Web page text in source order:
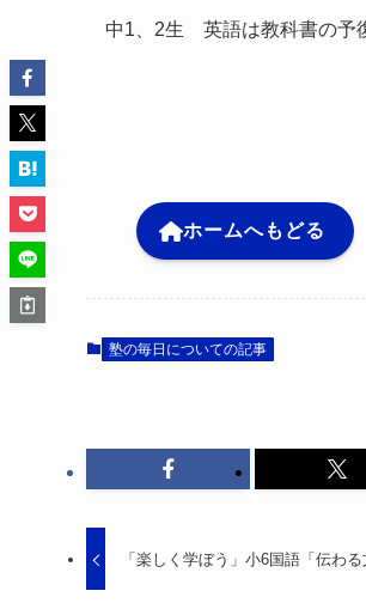
中1、2生 英語は教科書の予
ホームへもどる
塾の毎日についての記事
「楽しく学ぼう」小6国語「伝わる